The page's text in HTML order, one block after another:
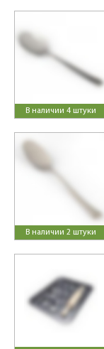
В наличии 4 штуки
В наличии 2 штуки